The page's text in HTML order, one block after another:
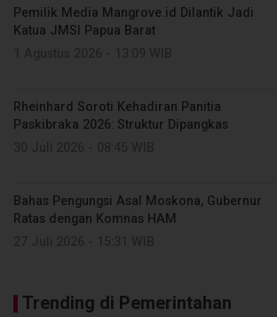
Pemilik Media Mangrove.id Dilantik Jadi
Katua JMSI Papua Barat
Rheinhard Soroti Kehadiran Panitia
Paskibraka 2026: Struktur Dipangkas
Bahas Pengungsi Asal Moskona, Gubernur
Ratas dengan Komnas HAM
Trending di Pemerintahan